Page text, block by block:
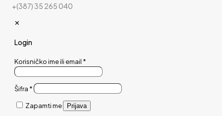
+(387) 35 265 040
✕
Login
Korisničko ime ili email *
Šifra *
Zapamti me Prijava